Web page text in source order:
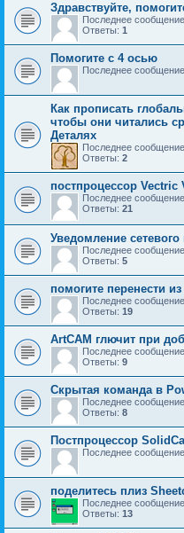
Здравствуйте,
Последнее сообщение
Ответы: 1
Помогите с 4 осью
Последнее сообщение
Как прописать
чтобы они читались
Деталях
Последнее сообщение
Ответы: 2
постпроцессор Vectric
Последнее сообщение
Ответы: 21
Уведомление
Последнее сообщение
Ответы: 5
помогите перенести
Последнее сообщение
Ответы: 19
ArtCAM глючит при
Последнее сообщение
Ответы: 9
Скрытая команда в
Последнее сообщение
Ответы: 8
Постпроцессор
Последнее сообщение
поделитесь плиз
Последнее сообщение
Ответы: 13